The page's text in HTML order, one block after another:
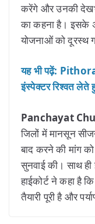
करेंगे और उनकी
का कहना है। इसके
योजनाओं को दूरस्थ
यह भी पढ़ें:
इंस्पेक्टर रिश्वत लेते
Panchayat
जिलों में मानसून
बाद करने की मांग
सुनवाई की। साथ ही
हाईकोर्ट ने कहा है
तैयारी पूरी है और